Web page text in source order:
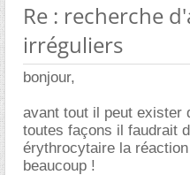
Re : recherche
irréguliers
bonjour,
avant tout il peut exister
toutes façons il faudrait
érythrocytaire la
beaucoup !